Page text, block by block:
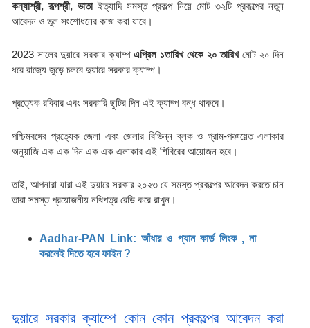
কন্যাশ্রী, রূপশ্রী, ভাতা ইত্যাদি সমস্ত প্রকল্প নিয়ে মোট ৩২টি প্রকল্পের নতুন
আবেদন ও ভুল সংশোধনের কাজ করা যাবে।
2023 সালের দুয়ারে সরকার ক্যাম্প এপ্রিল ১তারিখ থেকে ২০ তারিখ মোট ২০ দিন
ধরে রাজ্যে জুড়ে চলবে দুয়ারে সরকার ক্যাম্প।
প্রত্যেক রবিবার এবং সরকারি ছুটির দিন এই ক্যাম্প বন্ধ থাকবে।
পশ্চিমবঙ্গের প্রত্যেক জেলা এবং জেলার বিভিন্ন ব্লক ও গ্রাম-পঞ্চায়েত এলাকার
অনুয়াজি এক এক দিন এক এক এলাকার এই শিবিরের আয়োজন হবে।
তাই, আপনারা যারা এই দুয়ারে সরকার ২০২৩ যে সমস্ত প্রকল্পের আবেদন করতে চান
তারা সমস্ত প্রয়োজনীয় নথিপত্র রেডি করে রাখুন।
Aadhar-PAN Link: আঁধার ও প্যান কার্ড লিংক , না
করলেই দিতে হবে ফাইন ?
দুয়ারে সরকার ক্যাম্পে কোন কোন প্রকল্পের আবেদন করা